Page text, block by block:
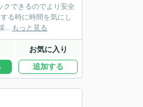
クできるのでより安全
る時に時間を気にし
... もっと見る
お気に入り
追加する